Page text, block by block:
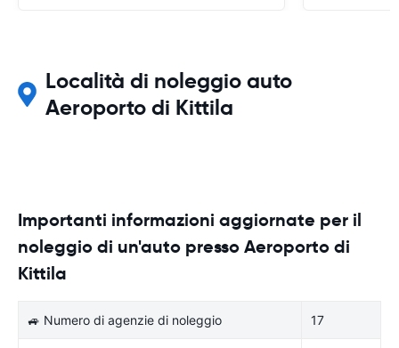
Località di noleggio auto
Aeroporto di Kittila
Importanti informazioni aggiornate per il
noleggio di un'auto presso Aeroporto di
Kittila
🚙 Numero di agenzie di noleggio 17